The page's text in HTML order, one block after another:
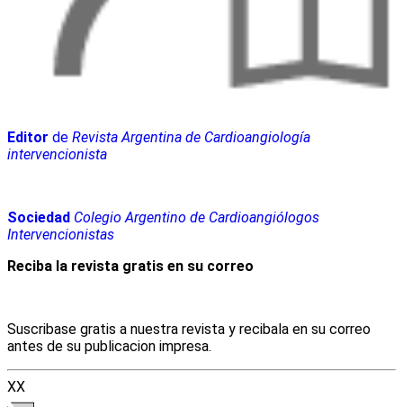
Editor de Revista Argentina de Cardioangiología
intervencionista
Sociedad Colegio Argentino de Cardioangiólogos
Intervencionistas
Reciba la revista gratis en su correo
Suscribase gratis a nuestra revista y recibala en su correo
antes de su publicacion impresa.
XX